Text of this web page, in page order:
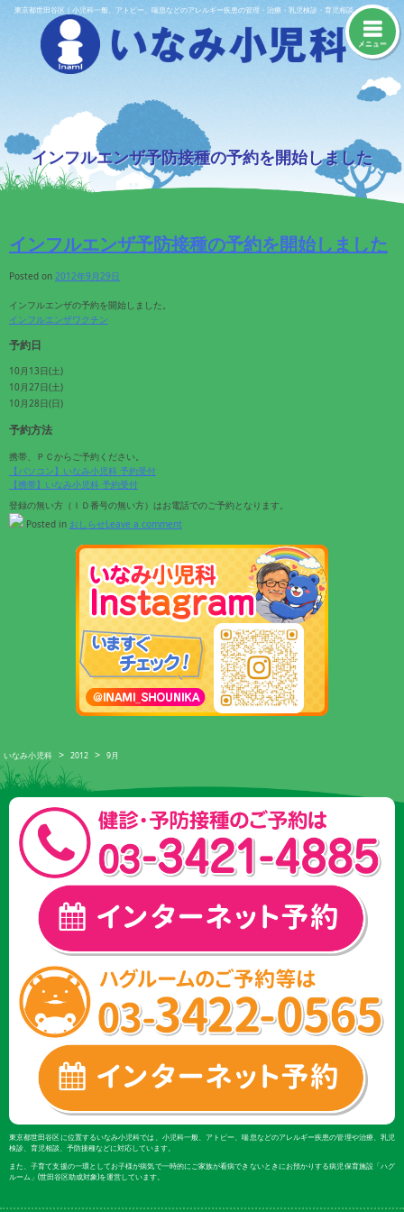
Skip東京都世田谷区｜小児科一般、アトピー、喘息などのアレルギー疾患の管理・治療・乳児検診・育児相談・予防接種
メニュー
インフルエンザ予防接種の予約を開始しました
インフルエンザ予防接種の予約を開始しました
Posted on 2012年9月29日
インフルエンザの予約を開始しました。
インフルエンザワクチン
予約日
10月13日(土)
10月27日(土)
10月28日(日)
予約方法
携帯、ＰＣからご予約ください。
【パソコン】いなみ小児科 予約受付
【携帯】いなみ小児科 予約受付
登録の無い方（ＩＤ番号の無い方）はお電話でのご予約となります。
Posted in おしらせLeave a comment
いなみ小児科 > 2012 > 9月
東京都世田谷区に位置するいなみ小児科では、小児科一般、アトピー、喘息などのアレルギー疾患の管理や治療、乳児
検診、育児相談、予防接種などに対応しています。
また、子育て支援の一環としてお子様が病気で一時的にご家族が看病できないときにお預かりする病児保育施設「ハグ
ルーム」(世田谷区助成対象)を運営しています。